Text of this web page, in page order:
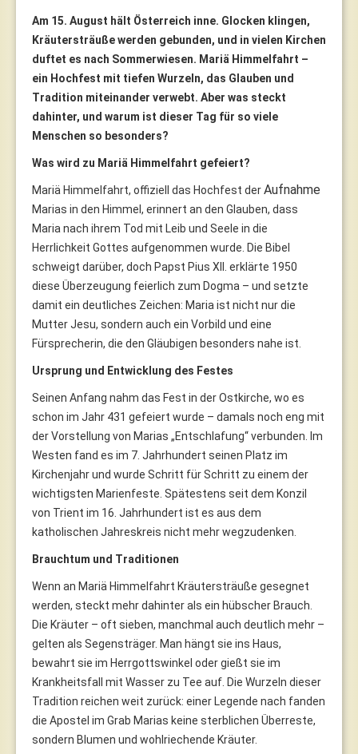
Am 15. August hält Österreich inne. Glocken klingen,
Kräutersträuße werden gebunden, und in vielen Kirchen
duftet es nach Sommerwiesen. Mariä Himmelfahrt –
ein Hochfest mit tiefen Wurzeln, das Glauben und
Tradition miteinander verwebt. Aber was steckt
dahinter, und warum ist dieser Tag für so viele
Menschen so besonders?
Was wird zu Mariä Himmelfahrt gefeiert?
Mariä Himmelfahrt, offiziell das Hochfest derAufnahme
Marias in den Himmel, erinnert an den Glauben, dass
Maria nach ihrem Tod mit Leib und Seele in die
Herrlichkeit Gottes aufgenommen wurde. Die Bibel
schweigt darüber, doch Papst Pius XII. erklärte 1950
diese Überzeugung feierlich zum Dogma – und setzte
damit ein deutliches Zeichen: Maria ist nicht nur die
Mutter Jesu, sondern auch ein Vorbild und eine
Fürsprecherin, die den Gläubigen besonders nahe ist.
Ursprung und Entwicklung des Festes
Seinen Anfang nahm das Fest in der Ostkirche, wo es
schon im Jahr 431 gefeiert wurde – damals noch eng mit
der Vorstellung von Marias „Entschlafung“ verbunden. Im
Westen fand es im 7. Jahrhundert seinen Platz im
Kirchenjahr und wurde Schritt für Schritt zu einem der
wichtigsten Marienfeste. Spätestens seit dem Konzil
von Trient im 16. Jahrhundert ist es aus dem
katholischen Jahreskreis nicht mehr wegzudenken.
Brauchtum und Traditionen
Wenn an Mariä Himmelfahrt Kräutersträuße gesegnet
werden, steckt mehr dahinter als ein hübscher Brauch.
Die Kräuter – oft sieben, manchmal auch deutlich mehr –
gelten als Segensträger. Man hängt sie ins Haus,
bewahrt sie im Herrgottswinkel oder gießt sie im
Krankheitsfall mit Wasser zu Tee auf. Die Wurzeln dieser
Tradition reichen weit zurück: einer Legende nach fanden
die Apostel im Grab Marias keine sterblichen Überreste,
sondern Blumen und wohlriechende Kräuter.